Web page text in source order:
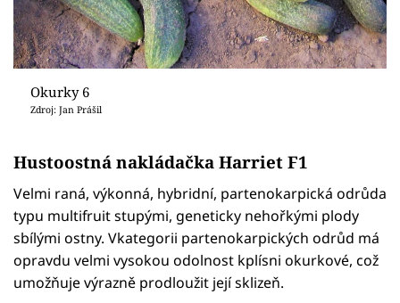
Okurky 6
Zdroj: Jan Prášil
Hustoostná nakládačka Harriet F1
Velmi raná, výkonná, hybridní, partenokarpická odrůda
typu multifruit stupými, geneticky nehořkými plody
sbílými ostny. Vkategorii partenokarpických odrůd má
opravdu velmi vysokou odolnost kplísni okurkové, což
umožňuje výrazně prodloužit její sklizeň.